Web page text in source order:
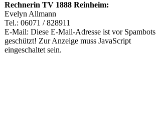
Rechnerin TV 1888 Reinheim:
Evelyn Allmann
Tel.: 06071 / 828911
E-Mail: Diese E-Mail-Adresse ist vor Spambots
geschützt! Zur Anzeige muss JavaScript
eingeschaltet sein.